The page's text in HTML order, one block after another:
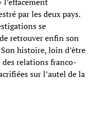
par les deux pays.
se
retrouver enfin son
histoire, loin d’être
relations franco-
sur l’autel de la